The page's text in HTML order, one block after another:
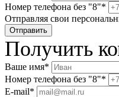
Номер телефона без "8"*
Отправляя свои
Получить
Ваше имя*
Номер телефона без "8"*
E-mail*